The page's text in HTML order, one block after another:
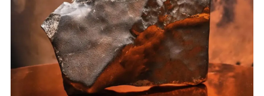
فيديو
مطبخ سيدتي
مقالات الرأي
ستايل
تقارير
عروس سيدتي